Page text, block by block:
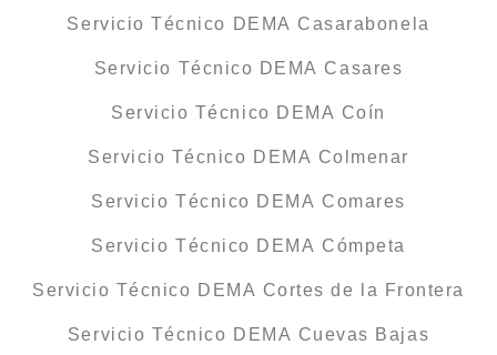
Servicio Técnico DEMA Casarabonela
Servicio Técnico DEMA Casares
Servicio Técnico DEMA Coín
Servicio Técnico DEMA Colmenar
Servicio Técnico DEMA Comares
Servicio Técnico DEMA Cómpeta
Servicio Técnico DEMA Cortes de la Frontera
Servicio Técnico DEMA Cuevas Bajas